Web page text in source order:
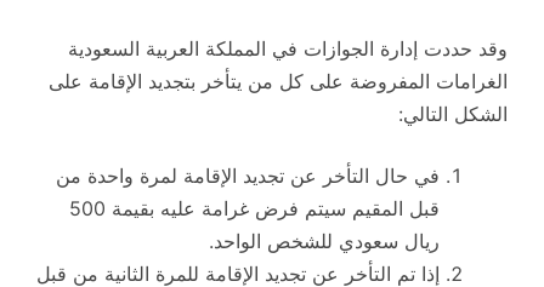
وقد حددت إدارة الجوازات في المملكة العربية السعودية
الغرامات المفروضة على كل من يتأخر بتجديد الإقامة على
الشكل التالي:
في حال التأخر عن تجديد الإقامة لمرة واحدة من
قبل المقيم سيتم فرض غرامة عليه بقيمة 500
ريال سعودي للشخص الواحد.
إذا تم التأخر عن تجديد الإقامة للمرة الثانية من قبل